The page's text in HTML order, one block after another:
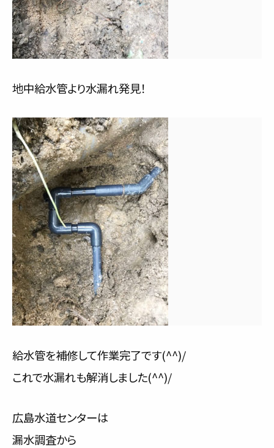
地中給水管より水漏れ発見！
給水管を補修して作業完了です(^^)/
これで水漏れも解消しました(^^)/
広島水道センターは
漏水調査から